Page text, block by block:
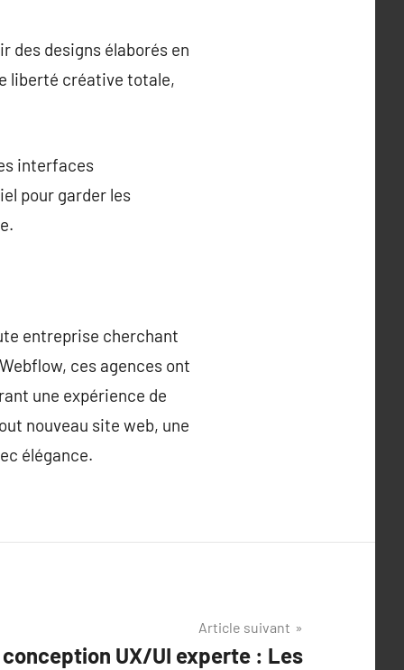
des designs élaborés en
liberté créative totale,
interfaces
pour garder les
entreprise cherchant
ces agences ont
une expérience de
nouveau site web, une
élégance.
Article suivant
conception UX/UI experte : Les